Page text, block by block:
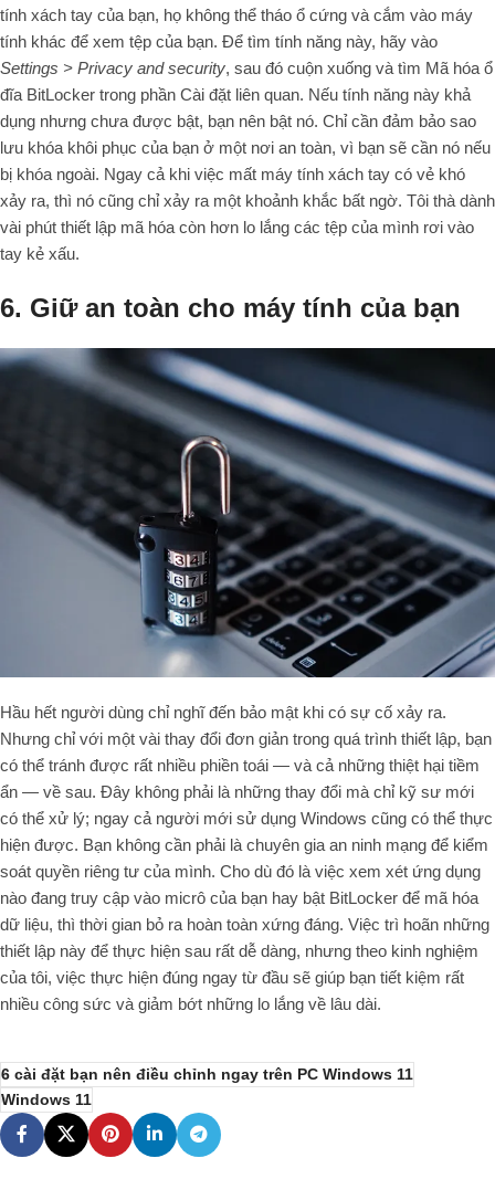
tính xách tay của bạn, họ không thể tháo ổ cứng và cắm vào máy
tính khác để xem tệp của bạn. Để tìm tính năng này, hãy vào
Settings > Privacy and security, sau đó cuộn xuống và tìm Mã hóa ổ
đĩa BitLocker trong phần Cài đặt liên quan. Nếu tính năng này khả
dụng nhưng chưa được bật, bạn nên bật nó. Chỉ cần đảm bảo sao
lưu khóa khôi phục của bạn ở một nơi an toàn, vì bạn sẽ cần nó nếu
bị khóa ngoài. Ngay cả khi việc mất máy tính xách tay có vẻ khó
xảy ra, thì nó cũng chỉ xảy ra một khoảnh khắc bất ngờ. Tôi thà dành
vài phút thiết lập mã hóa còn hơn lo lắng các tệp của mình rơi vào
tay kẻ xấu.
6. Giữ an toàn cho máy tính của bạn
Hầu hết người dùng chỉ nghĩ đến bảo mật khi có sự cố xảy ra.
Nhưng chỉ với một vài thay đổi đơn giản trong quá trình thiết lập, bạn
có thể tránh được rất nhiều phiền toái — và cả những thiệt hại tiềm
ẩn — về sau. Đây không phải là những thay đổi mà chỉ kỹ sư mới
có thể xử lý; ngay cả người mới sử dụng Windows cũng có thể thực
hiện được. Bạn không cần phải là chuyên gia an ninh mạng để kiểm
soát quyền riêng tư của mình. Cho dù đó là việc xem xét ứng dụng
nào đang truy cập vào micrô của bạn hay bật BitLocker để mã hóa
dữ liệu, thì thời gian bỏ ra hoàn toàn xứng đáng. Việc trì hoãn những
thiết lập này để thực hiện sau rất dễ dàng, nhưng theo kinh nghiệm
của tôi, việc thực hiện đúng ngay từ đầu sẽ giúp bạn tiết kiệm rất
nhiều công sức và giảm bớt những lo lắng về lâu dài.
6 cài đặt bạn nên điều chỉnh ngay trên PC Windows 11
Windows 11